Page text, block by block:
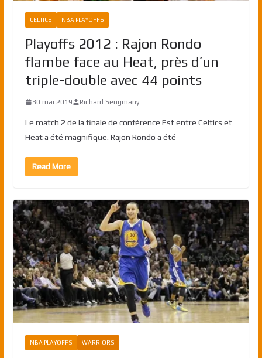
CELTICS NBA PLAYOFFS
Playoffs 2012 : Rajon Rondo
flambe face au Heat, près d’un
triple-double avec 44 points
30 mai 2019 Richard Sengmany
Le match 2 de la finale de conférence Est entre Celtics et
Heat a été magnifique. Rajon Rondo a été
Read More
NBA PLAYOFFS WARRIORS